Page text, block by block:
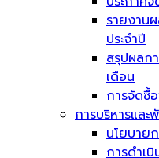
รายงาน
ประจำปี
สรุปผลก
เดือน
การจัดซื้
การบริหารแล
นโยบาย
การดำเ